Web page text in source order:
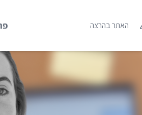
האתר בהרצה